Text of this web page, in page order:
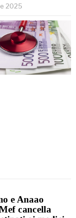
2025
e Anaao
cancella